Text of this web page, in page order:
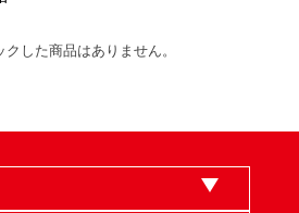
クした商品はありません。